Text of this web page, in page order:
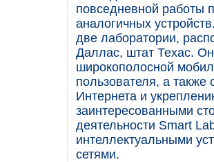
повседневной работы
аналогичных
две лаборатории,
Даллас, штат Техас.
широкополосной
пользователя, а
Интернета и
заинтересованными
деятельности Smart
интеллектуальными
сетями.